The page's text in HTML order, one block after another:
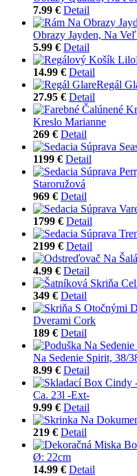
7.99 € Detail
Obrazy Jayden, Na
5.99 € Detail
14.99 € Detail
Regál
27.95 € Detail
Kreslo Marianne
269 € Detail
1199 € Detail
Staroružová
969 € Detail
1799 € Detail
2199 € Detail
4.99 € Detail
349 € Detail
Dverami Cork
189 € Detail
Na Sedenie Spirit, 38/
8.99 € Detail
Ca. 23l -Ext-
9.99 € Detail
219 € Detail
Ø: 22cm
14.99 € Detail